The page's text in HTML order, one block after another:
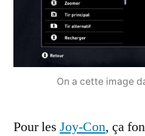
On a cette image
Pour les Joy-Con, ça